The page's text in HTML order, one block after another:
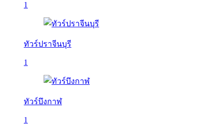
1
ทัวร์ปราจีนบุรี
1
ทัวร์บึงกาฬ
1